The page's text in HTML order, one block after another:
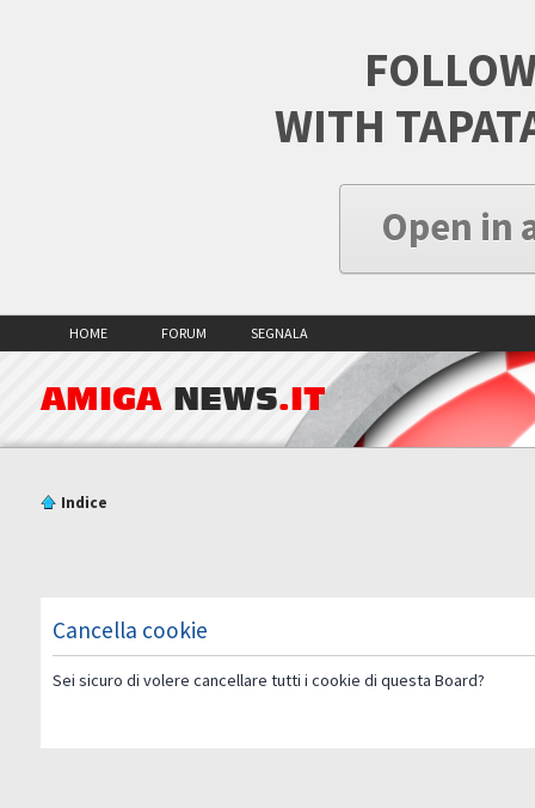
WITH
Open in
HOME FORUM SEGNALA
AMIGA NEWS.IT
Indice
Cancella cookie
Sei sicuro di volere cancellare tutti i cookie di questa Board?